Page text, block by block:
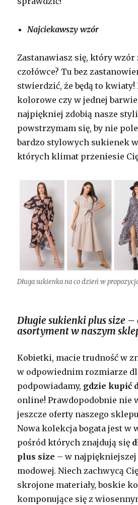
Najciekawszy wzór
Zastanawiasz się, który wzór
czołówce? Tu bez
stwierdzić, że będą to kwiaty!
kolorowe czy w jednej
najpiękniej zdobią nasze
powstrzymam się, by nie
bardzo stylowych sukienek
których klimat przeniesie
Długa sukienka na co dzień w
Długie sukienki plus size
asortyment w naszym
Kobietki, macie trudność w
w odpowiednim rozmiarze
podpowiadamy, gdzie kupić
online! Prawdopodobnie nie
jeszcze oferty naszego
Nowa kolekcja bogata jest w
pośród których znajdują się
plus size – w najpiękniejszej
modowej. Niech zachwycą
skrojone materiały, boskie
komponujące się z